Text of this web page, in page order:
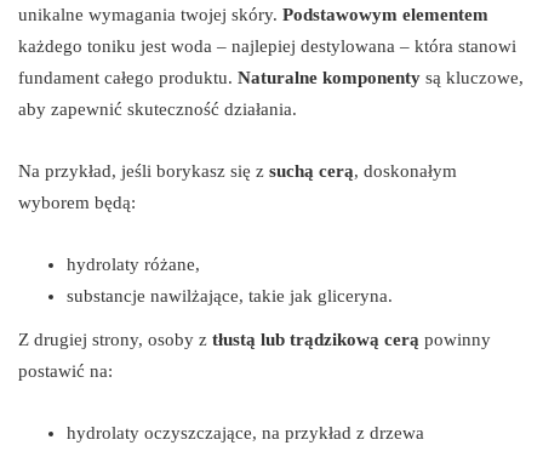
unikalne wymagania twojej skóry. Podstawowym elementem
każdego toniku jest woda – najlepiej destylowana – która stanowi
fundament całego produktu. Naturalne komponenty są kluczowe,
aby zapewnić skuteczność działania.
Na przykład, jeśli borykasz się z suchą cerą, doskonałym
wyborem będą:
hydrolaty różane,
substancje nawilżające, takie jak gliceryna.
Z drugiej strony, osoby z tłustą lub trądzikową cerą powinny
postawić na:
hydrolaty oczyszczające, na przykład z drzewa